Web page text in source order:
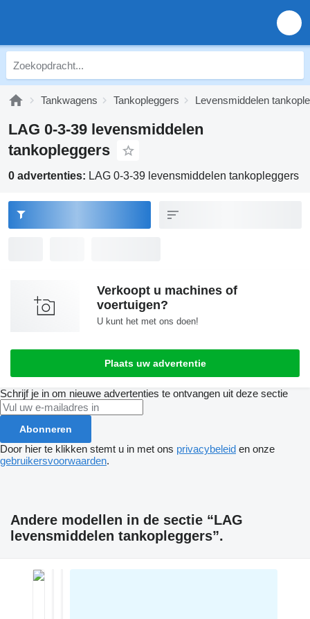
Tankwagens Tankopleggers Levensmiddelen
LAG 0-3-39 levensmiddelen
tankopleggers
0 advertenties: LAG 0-3-39 levensmiddelen tankopleggers
Verkoopt u machines of
voertuigen?
U kunt het met ons doen!
Plaats uw advertentie
Schrijf je in om nieuwe advertenties te ontvangen uit deze sectie
Abonneren
Door hier te klikken stemt u in met ons privacybeleid en onze
gebruikersvoorwaarden.
Andere modellen in de sectie “LAG
levensmiddelen tankopleggers”.